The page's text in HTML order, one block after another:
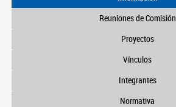
Reuniones de Comisión
Proyectos
Vínculos
Integrantes
Normativa